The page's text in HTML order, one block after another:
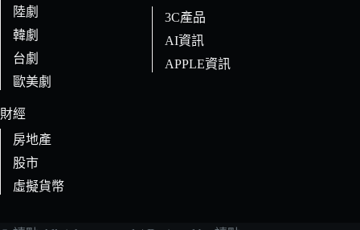
陸劇
韓劇
台劇
歐美劇
財經
房地產
股市
虛擬貨幣
3C產品
AI資訊
APPLE資訊